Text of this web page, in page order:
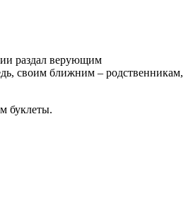
раздал верующим
своим ближним – родственникам,
буклеты.